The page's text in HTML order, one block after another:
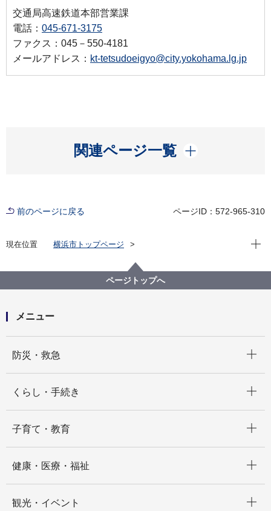
交通局高速鉄道本部営業課
電話： 045-671-3175
ファクス：045－550-4181
メールアドレス： kt-tetsudoeigyo@city.yokohama.lg.jp
関連ページ一覧
開く
前のページに戻る ページID：572-965-310
現在位置
横浜市トップページ
交通局
高速鉄道本部営業課
不通区間に並行する鉄道がありません。バス路線なら
現在
ページトップへ
メニュー
防災・救急
くらし・手続き
子育て・教育
健康・医療・福祉
観光・イベント